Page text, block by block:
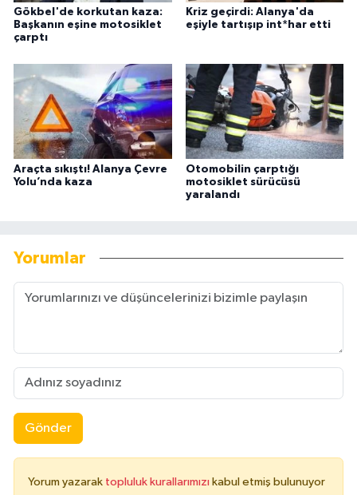
Gökbel'de korkutan kaza:
Başkanın eşine motosiklet
çarptı
Kriz geçirdi: Alanya'da
eşiyle tartışıp int*har etti
Araçta sıkıştı! Alanya Çevre
Yolu’nda kaza
Otomobilin çarptığı
motosiklet sürücüsü
yaralandı
Yorumlar
Gönder
Yorum yazarak topluluk kurallarımızı kabul etmiş bulunuyor